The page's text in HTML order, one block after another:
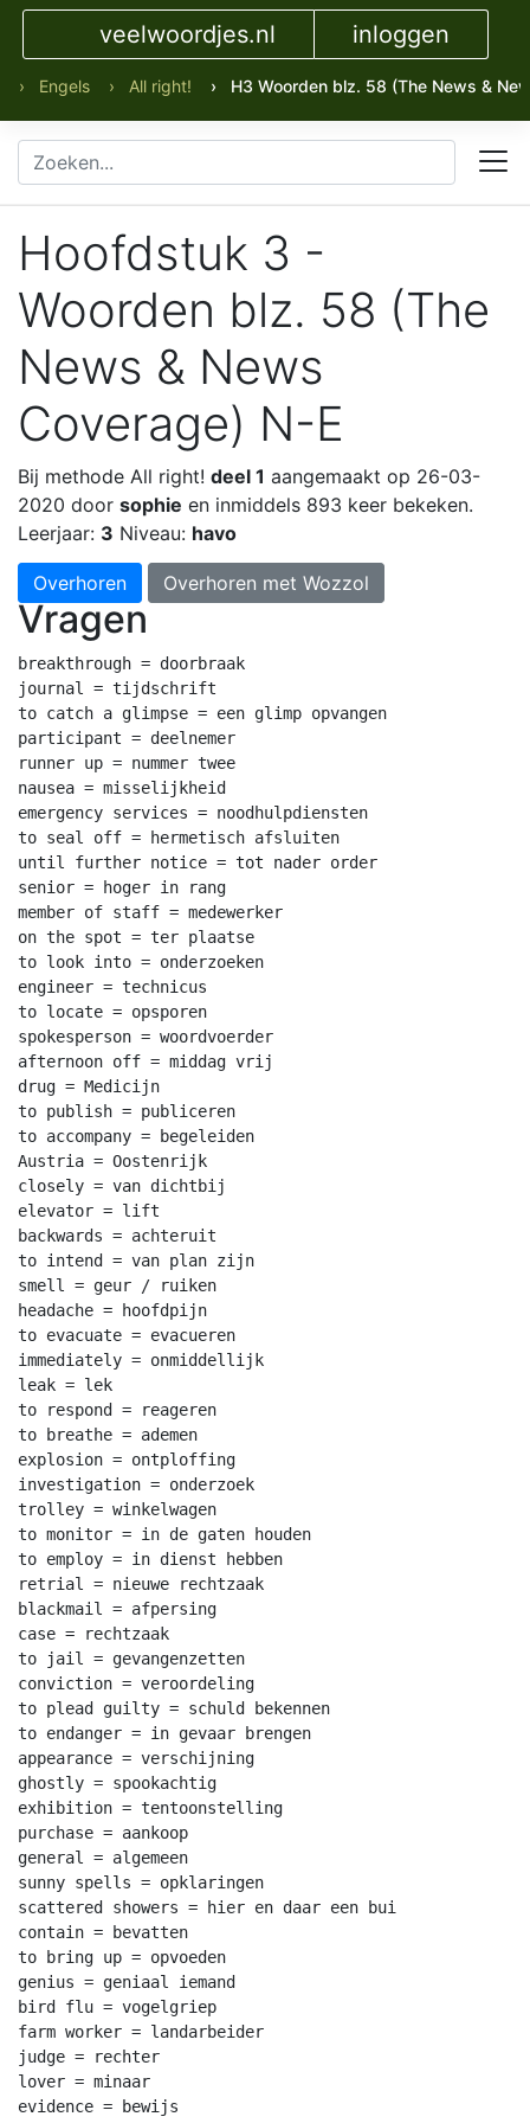
veelwoordjes.nl inloggen
› Engels › All right! › H3 Woorden blz. 58 (The News &
Hoofdstuk 3 -
Woorden blz. 58 (The
News & News
Coverage) N-E
Bij methode All right! deel 1 aangemaakt op 26-03-
2020 door sophie en inmiddels 893 keer bekeken.
Leerjaar: 3 Niveau: havo
Overhoren Overhoren met Wozzol
Vragen
breakthrough = doorbraak
journal = tijdschrift
to catch a glimpse = een glimp opvangen
participant = deelnemer
runner up = nummer twee
nausea = misselijkheid
emergency services = noodhulpdiensten
to seal off = hermetisch afsluiten
until further notice = tot nader order
senior = hoger in rang
member of staff = medewerker
on the spot = ter plaatse
to look into = onderzoeken
engineer = technicus
to locate = opsporen
spokesperson = woordvoerder
afternoon off = middag vrij
drug = Medicijn
to publish = publiceren
to accompany = begeleiden
Austria = Oostenrijk
closely = van dichtbij
elevator = lift
backwards = achteruit
to intend = van plan zijn
smell = geur / ruiken
headache = hoofdpijn
to evacuate = evacueren
immediately = onmiddellijk
leak = lek
to respond = reageren
to breathe = ademen
explosion = ontploffing
investigation = onderzoek
trolley = winkelwagen
to monitor = in de gaten houden
to employ = in dienst hebben
retrial = nieuwe rechtzaak
blackmail = afpersing
case = rechtzaak
to jail = gevangenzetten
conviction = veroordeling
to plead guilty = schuld bekennen
to endanger = in gevaar brengen
appearance = verschijning
ghostly = spookachtig
exhibition = tentoonstelling
purchase = aankoop
general = algemeen
sunny spells = opklaringen
scattered showers = hier en daar een bui
contain = bevatten
to bring up = opvoeden
genius = geniaal iemand
bird flu = vogelgriep
farm worker = landarbeider
judge = rechter
lover = minaar
evidence = bewijs